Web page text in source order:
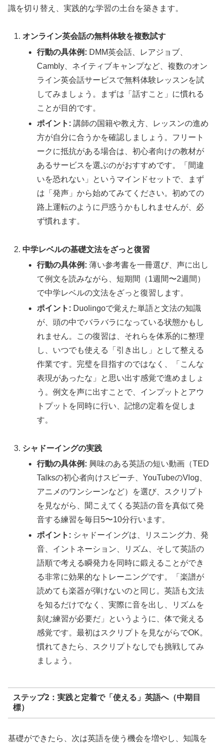
識を切り替え、実践的な学習の土台を築きます。
オンライン英会話の無料体験を複数試す
行動の具体例: DMM英会話、レアジョブ、
Cambly、ネイティブキャンプなど、複数のオン
ライン英会話サービスで無料体験レッスンを試
してみましょう。まずは「話すこと」に慣れる
ことが目的です。
ポイント: 講師の国籍や教え方、レッスンの進め
方が自分に合うかを確認しましょう。フリート
ークに抵抗がある場合は、初心者向けの教材が
あるサービスを選ぶのがおすすめです。「間違
いを恐れない」というマインドセットで、まず
は「発声」から始めてみてください。初めての
路上運転のように戸惑うかもしれませんが、必
ず慣れます。
中学レベルの基礎文法をざっと復習
行動の具体例: 薄い参考書を一冊選び、声に出し
て例文を読みながら、短期間（1週間〜2週間）
で中学レベルの文法をざっと復習します。
ポイント: Duolingoで覚えた単語と文法の知識
が、頭の中でバラバラになっている状態かもし
れません。この復習は、それらを体系的に整理
し、いつでも使える「引き出し」として整える
作業です。完璧を目指すのではなく、「こんな
表現があったな」と思い出す感覚で進めましょ
う。例文を声に出すことで、インプットとアウ
トプットを同時に行い、記憶の定着を促しま
す。
シャドーイングの実践
行動の具体例: 興味のある英語の短い動画（TED
Talksの初心者向けスピーチ、YouTubeのVlog、
アニメのワンシーンなど）を選び、スクリプト
を見ながら、聞こえてくる英語の音を真似て発
音する練習を毎日5〜10分行います。
ポイント: シャドーイングは、リスニング力、発
音、イントネーション、リズム、そして英語の
語順で考える瞬発力を同時に鍛えることができ
る非常に効果的なトレーニングです。「楽譜が
読めても楽器が弾けないのと同じ。英語も文法
を知るだけでなく、実際に音を出し、リズムを
刻む練習が必要だ」というように、体で覚える
感覚です。最初はスクリプトを見ながらでOK。
慣れてきたら、スクリプトなしでも挑戦してみ
ましょう。
ステップ2：実践と定着で「使える」英語へ（中期目
標）
基礎ができたら、次は英語を使う機会を増やし、知識を